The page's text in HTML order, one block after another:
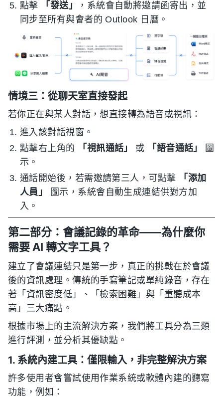
點擊
「發送」
，系統會自動將邀請函寄出，並
同步至所有與會者的 Outlook 日曆。
情境三：從聊天室直接發起
若你正在與某人對話，想直接轉為語音或視訊：
進入該對話視窗。
點擊右上角的
「視訊通話」 或 「語音通話」
圖
示。
通話開始後，若需邀請第三人，可點擊
「添加
人員」
圖示，系統會自動生成連結供對方加
入。
第二部分：會議記錄的革命——為什麼你
需要 AI 轉文字工具？
建立了會議連結只是第一步，真正的挑戰在於會議
後的資訊處理。傳統的手寫筆記或單純錄音，存在
著「資訊密度低」、「檢索困難」與「重聽成本
高」三大痛點。
根據市場上的主流解決方案，我們將工具分為三類
進行評測，並分析其優缺點。
1. 系統內建工具：僅限輸入，非完整解決方案
許多使用者會嘗試使用作業系統或軟體內建的聽寫
功能，例如：